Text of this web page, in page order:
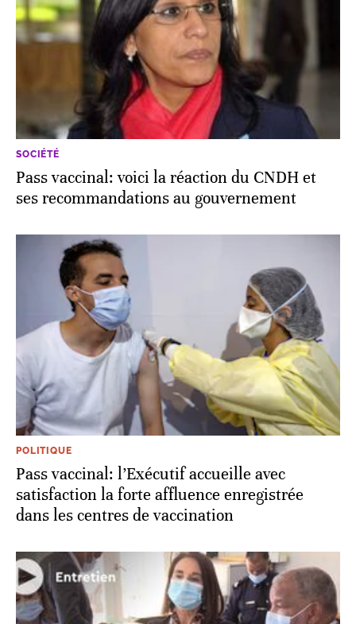
SOCIÉTÉ
Pass vaccinal: voici la réaction du CNDH et
ses recommandations au gouvernement
POLITIQUE
Pass vaccinal: l’Exécutif accueille avec
satisfaction la forte affluence enregistrée
dans les centres de vaccination